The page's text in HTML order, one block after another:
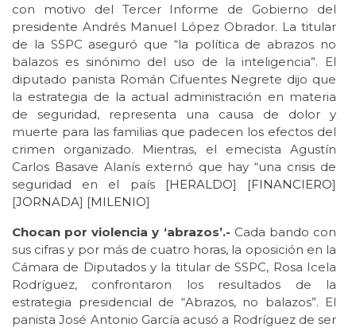
con motivo del Tercer Informe de Gobierno del
presidente Andrés Manuel López Obrador. La titular
de la SSPC aseguró que “la política de abrazos no
balazos es sinónimo del uso de la inteligencia”. El
diputado panista Román Cifuentes Negrete dijo que
la estrategia de la actual administración en materia
de seguridad, representa una causa de dolor y
muerte para las familias que padecen los efectos del
crimen organizado. Mientras, el emecista Agustín
Carlos Basave Alanís externó que hay “una crisis de
seguridad en el país [HERALDO] [FINANCIERO]
[JORNADA] [MILENIO]
Chocan por violencia y ‘abrazos’.- Cada bando con
sus cifras y por más de cuatro horas, la oposición en la
Cámara de Diputados y la titular de SSPC, Rosa Icela
Rodríguez, confrontaron los resultados de la
estrategia presidencial de “Abrazos, no balazos”. El
panista José Antonio García acusó a Rodríguez de ser